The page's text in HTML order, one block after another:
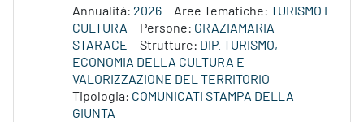
Annualità: 2026 Aree Tematiche: TURISMO E
CULTURA
Persone: GRAZIAMARIA
STARACE
Strutture: DIP. TURISMO,
ECONOMIA DELLA CULTURA E
VALORIZZAZIONE DEL TERRITORIO
Tipologia: COMUNICATI STAMPA DELLA
GIUNTA